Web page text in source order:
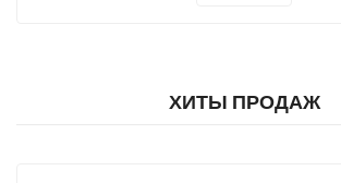
ХИТЫ ПРОДАЖ